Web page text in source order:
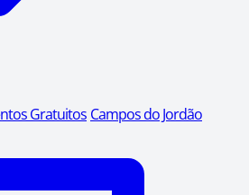
Gratuitos Campos do Jordão